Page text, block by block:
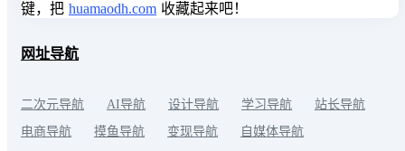
键，把 huamaodh.com 收藏起来吧！
网址导航
二次元导航 AI导航 设计导航 学习导航
站长导航
电商导航
摸鱼导航 变现导航
自媒体导航